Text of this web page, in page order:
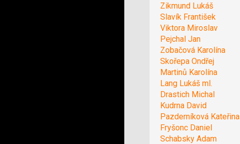
Zikmund Lukáš
Slavík František
Viktora Miroslav
Pejchal Jan
Zobačová Karolína
Skořepa Ondřej
Martinů Karolína
Lang Lukáš ml.
Drastich Michal
Kudrna David
Pazderníková Kateřina
Fryšonc Daniel
Schabsky Adam